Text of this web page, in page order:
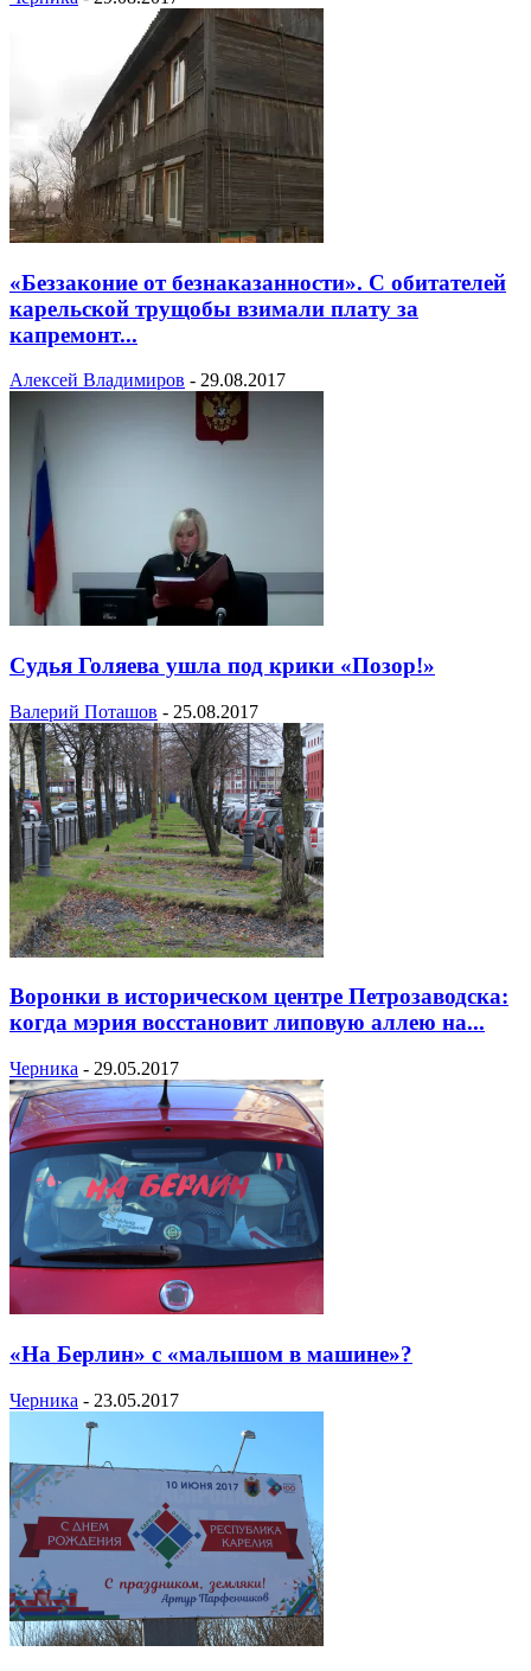
«Беззаконие от безнаказанности». С обитателей
карельской трущобы взимали плату за
капремонт...
Алексей Владимиров - 29.08.2017
Судья Голяева ушла под крики «Позор!»
Валерий Поташов - 25.08.2017
Воронки в историческом центре Петрозаводска:
когда мэрия восстановит липовую аллею на...
Черника - 29.05.2017
«На Берлин» с «малышом в машине»?
Черника - 23.05.2017